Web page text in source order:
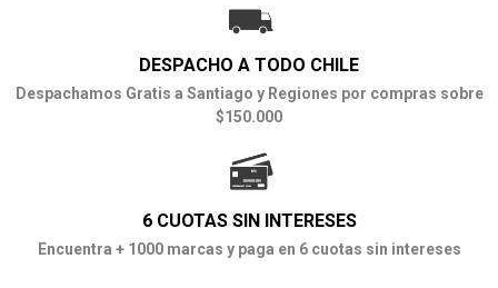
DESPACHO A TODO CHILE
Despachamos Gratis a Santiago y Regiones por compras sobre
$150.000
6 CUOTAS SIN INTERESES
Encuentra + 1000 marcas y paga en 6 cuotas sin intereses